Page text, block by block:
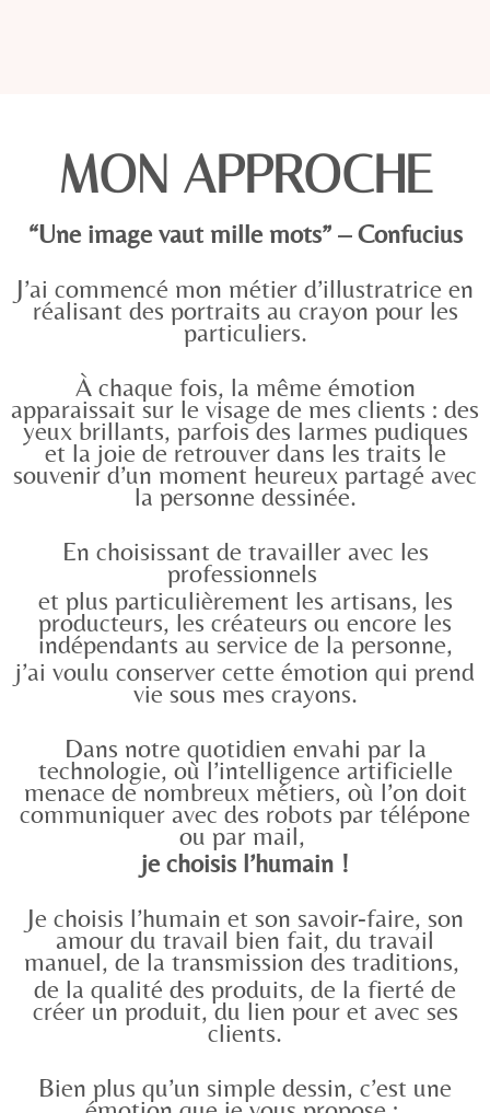
MON APPROCHE
“Une image vaut mille mots” – Confucius
J’ai commencé mon métier d’illustratrice en
réalisant des portraits au crayon pour les
particuliers.
À chaque fois, la même émotion
apparaissait sur le visage de mes clients : des
yeux brillants, parfois des larmes pudiques
et la joie de retrouver dans les traits le
souvenir d’un moment heureux partagé avec
la personne dessinée.
En choisissant de travailler avec les
professionnels
et plus particulièrement les artisans, les
producteurs, les créateurs ou encore les
indépendants au service de la personne,
j’ai voulu conserver cette émotion qui prend
vie sous mes crayons.
Dans notre quotidien envahi par la
technologie, où l’intelligence artificielle
menace de nombreux métiers, où l’on doit
communiquer avec des robots par télépone
ou par mail,
je choisis l’humain !
Je choisis l’humain et son savoir-faire, son
amour du travail bien fait, du travail
manuel, de la transmission des traditions,
de la qualité des produits, de la fierté de
créer un produit, du lien pour et avec ses
clients.
Bien plus qu’un simple dessin, c’est une